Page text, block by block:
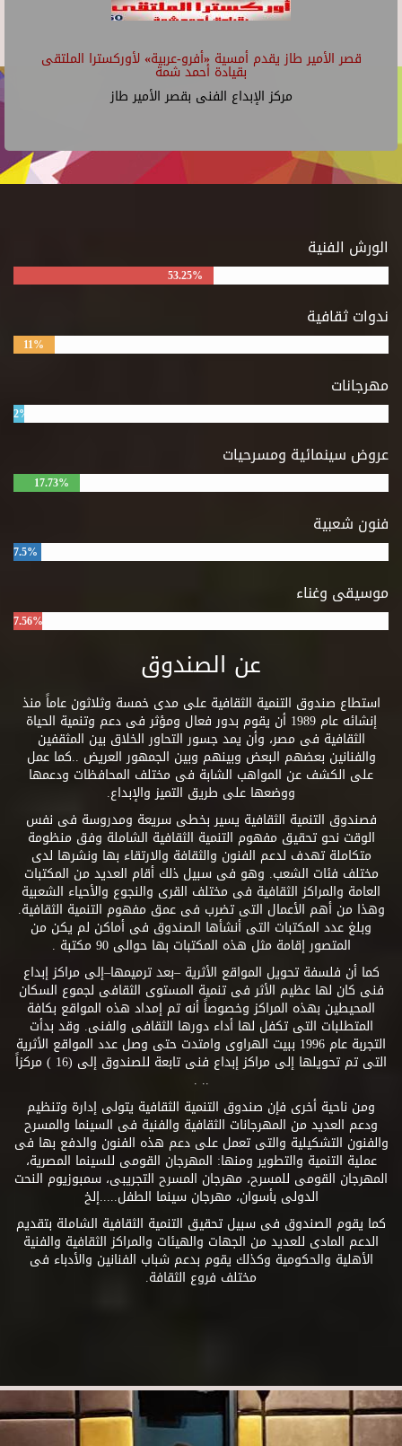
قصر الأمير طاز يقدم أمسية «أفرو-عربية» لأوركسترا الملتقى
بقيادة أحمد شمة
مركز الإبداع الفنى بقصر الأمير طاز
الورش الفنية
53.25%
ندوات ثقافية
11%
مهرجانات
2%
عروض سينمائية ومسرحيات
17.73%
فنون شعبية
7.5%
موسيقى وغناء
7.56%
عن الصندوق
استطاع صندوق التنمية الثقافية على مدى خمسة وثلاثون عاماً منذ
إنشائه عام 1989 أن يقوم بدور فعال ومؤثر فى دعم وتنمية الحياة
الثقافية فى مصر، وأن يمد جسور التحاور الخلاق بين المثقفين
والفنانين بعضهم البعض وبينهم وبين الجمهور العريض ..كما عمل
على الكشف عن المواهب الشابة فى مختلف المحافظات ودعمها
ووضعها على طريق التميز والإبداع.
فصندوق التنمية الثقافية يسير بخطى سريعة ومدروسة فى نفس
الوقت نحو تحقيق مفهوم التنمية الثقافية الشاملة وفق منظومة
متكاملة تهدف لدعم الفنون والثقافة والارتقاء بها ونشرها لدى
مختلف فئات الشعب. وهو فى سبيل ذلك أقام العديد من المكتبات
العامة والمراكز الثقافية فى مختلف القرى والنجوع والأحياء الشعبية
وهذا من أهم الأعمال التى تضرب فى عمق مفهوم التنمية الثقافية.
وبلغ عدد المكتبات التى أنشأها الصندوق فى أماكن لم يكن من
المتصور إقامة مثل هذه المكتبات بها حوالى 90 مكتبة .
كما أن فلسفة تحويل المواقع الأثرية –بعد ترميمها–إلى مراكز إبداع
فنى كان لها عظيم الأثر فى تنمية المستوى الثقافى لجموع السكان
المحيطين بهذه المراكز وخصوصاً أنه تم إمداد هذه المواقع بكافة
المتطلبات التى تكفل لها أداء دورها الثقافى والفنى. وقد بدأت
التجربة عام 1996 ببيت الهراوى وامتدت حتى وصل عدد المواقع الأثرية
التى تم تحويلها إلى مراكز إبداع فنى تابعة للصندوق إلى (16 ) مركزاً
.. .
ومن ناحية أخرى فإن صندوق التنمية الثقافية يتولى إدارة وتنظيم
ودعم العديد من المهرجانات الثقافية والفنية فى السينما والمسرح
والفنون التشكيلية والتى تعمل على دعم هذه الفنون والدفع بها فى
عملية التنمية والتطوير ومنها: المهرجان القومى للسينما المصرية،
المهرجان القومى للمسرح، مهرجان المسرح التجريبى، سمبوزيوم النحت
الدولى بأسوان، مهرجان سينما الطفل.....إلخ
كما يقوم الصندوق فى سبيل تحقيق التنمية الثقافية الشاملة بتقديم
الدعم المادى للعديد من الجهات والهيئات والمراكز الثقافية والفنية
الأهلية والحكومية وكذلك يقوم بدعم شباب الفنانين والأدباء فى
مختلف فروع الثقافة.